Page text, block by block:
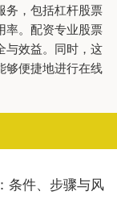
务，包括杠杆股票
率。配资专业股票
与效益。同时，这
够便捷地进行在线
条件、步骤与风